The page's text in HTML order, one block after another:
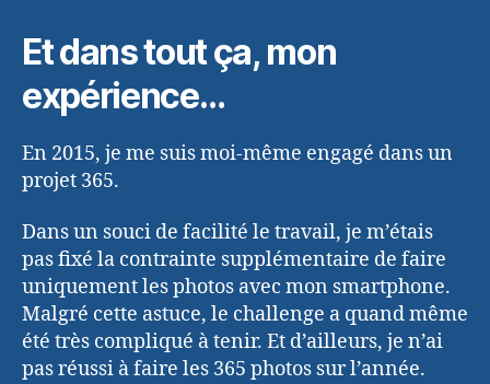
Et dans tout ça, mon
expérience…
En 2015, je me suis moi-même engagé dans un
projet 365.
Dans un souci de facilité le travail, je m’étais
pas fixé la contrainte supplémentaire de faire
uniquement les photos avec mon smartphone.
Malgré cette astuce, le challenge a quand même
été très compliqué à tenir. Et d’ailleurs, je n’ai
pas réussi à faire les 365 photos sur l’année.